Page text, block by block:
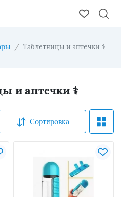
Таблетницы и аптечки ⚕
и аптечки ⚕
Сортировка